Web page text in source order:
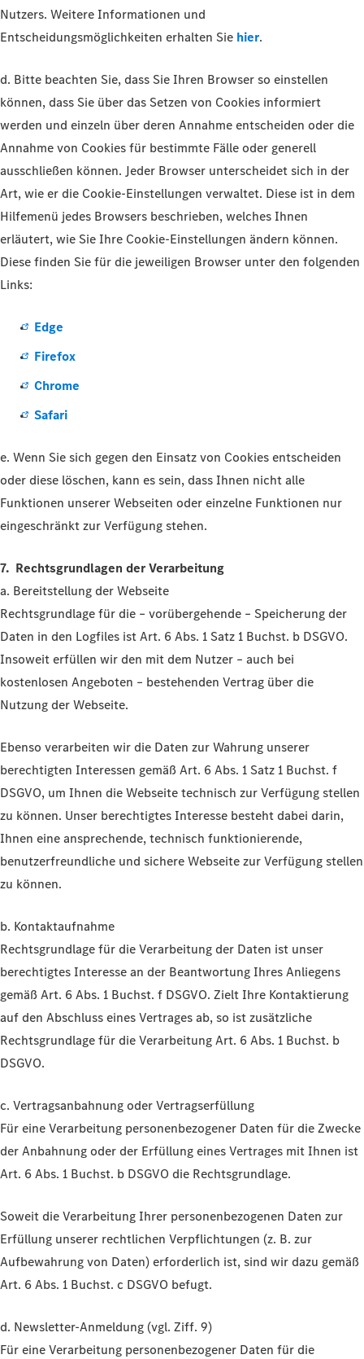
Nutzers. Weitere Informationen und
Entscheidungsmöglichkeiten erhalten Sie hier.
d. Bitte beachten Sie, dass Sie Ihren Browser so einstellen
können, dass Sie über das Setzen von Cookies informiert
werden und einzeln über deren Annahme entscheiden oder die
Annahme von Cookies für bestimmte Fälle oder generell
ausschließen können. Jeder Browser unterscheidet sich in der
Art, wie er die Cookie-Einstellungen verwaltet. Diese ist in dem
Hilfemenü jedes Browsers beschrieben, welches Ihnen
erläutert, wie Sie Ihre Cookie-Einstellungen ändern können.
Diese finden Sie für die jeweiligen Browser unter den folgenden
Links:
Edge
Firefox
Chrome
Safari
e. Wenn Sie sich gegen den Einsatz von Cookies entscheiden
oder diese löschen, kann es sein, dass Ihnen nicht alle
Funktionen unserer Webseiten oder einzelne Funktionen nur
eingeschränkt zur Verfügung stehen.
7. Rechtsgrundlagen der Verarbeitung
a. Bereitstellung der Webseite
Rechtsgrundlage für die – vorübergehende – Speicherung der
Daten in den Logfiles ist Art. 6 Abs. 1 Satz 1 Buchst. b DSGVO.
Insoweit erfüllen wir den mit dem Nutzer – auch bei
kostenlosen Angeboten – bestehenden Vertrag über die
Nutzung der Webseite.
Ebenso verarbeiten wir die Daten zur Wahrung unserer
berechtigten Interessen gemäß Art. 6 Abs. 1 Satz 1 Buchst. f
DSGVO, um Ihnen die Webseite technisch zur Verfügung stellen
zu können. Unser berechtigtes Interesse besteht dabei darin,
Ihnen eine ansprechende, technisch funktionierende,
benutzerfreundliche und sichere Webseite zur Verfügung stellen
zu können.
b. Kontaktaufnahme
Rechtsgrundlage für die Verarbeitung der Daten ist unser
berechtigtes Interesse an der Beantwortung Ihres Anliegens
gemäß Art. 6 Abs. 1 Buchst. f DSGVO. Zielt Ihre Kontaktierung
auf den Abschluss eines Vertrages ab, so ist zusätzliche
Rechtsgrundlage für die Verarbeitung Art. 6 Abs. 1 Buchst. b
DSGVO.
c. Vertragsanbahnung oder Vertragserfüllung
Für eine Verarbeitung personenbezogener Daten für die Zwecke
der Anbahnung oder der Erfüllung eines Vertrages mit Ihnen ist
Art. 6 Abs. 1 Buchst. b DSGVO die Rechtsgrundlage.
Soweit die Verarbeitung Ihrer personenbezogenen Daten zur
Erfüllung unserer rechtlichen Verpflichtungen (z. B. zur
Aufbewahrung von Daten) erforderlich ist, sind wir dazu gemäß
Art. 6 Abs. 1 Buchst. c DSGVO befugt.
d. Newsletter-Anmeldung (vgl. Ziff. 9)
Für eine Verarbeitung personenbezogener Daten für die